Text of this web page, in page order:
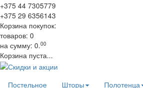
+375 44 7305779
+375 29 6356143
Корзина покупок:
товаров: 0
на сумму: 0.00
Корзина пуста...
Постельное Шторы Полотенца